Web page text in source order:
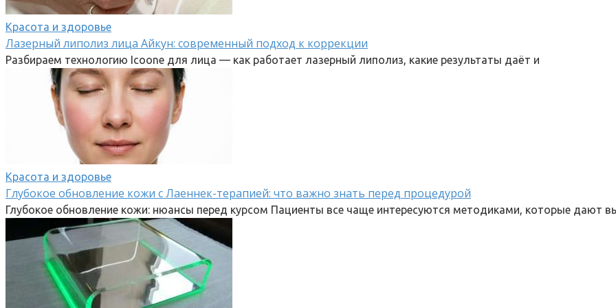
Красота и здоровье
Лазерный липолиз лица Айкун: современный подход к коррекции
Разбираем технологию Icoone для лица — как работает лазерный липолиз, какие результаты даёт и
Красота и здоровье
Глубокое обновление кожи с Лаеннек-терапией: что важно знать перед процедурой
Глубокое обновление кожи: нюансы перед курсом Пациенты все чаще интересуются методиками, которые дают